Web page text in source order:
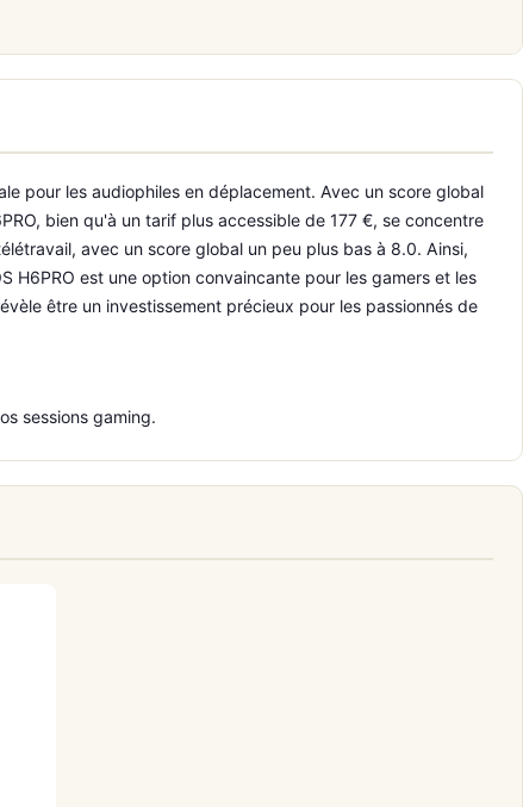
pour les audiophiles en déplacement. Avec un score global
bien qu'à un tarif plus accessible de 177 €, se concentre
avec un score global un peu plus bas à 8.0. Ainsi,
H6PRO est une option convaincante pour les gamers et les
être un investissement précieux pour les passionnés de
sessions gaming.